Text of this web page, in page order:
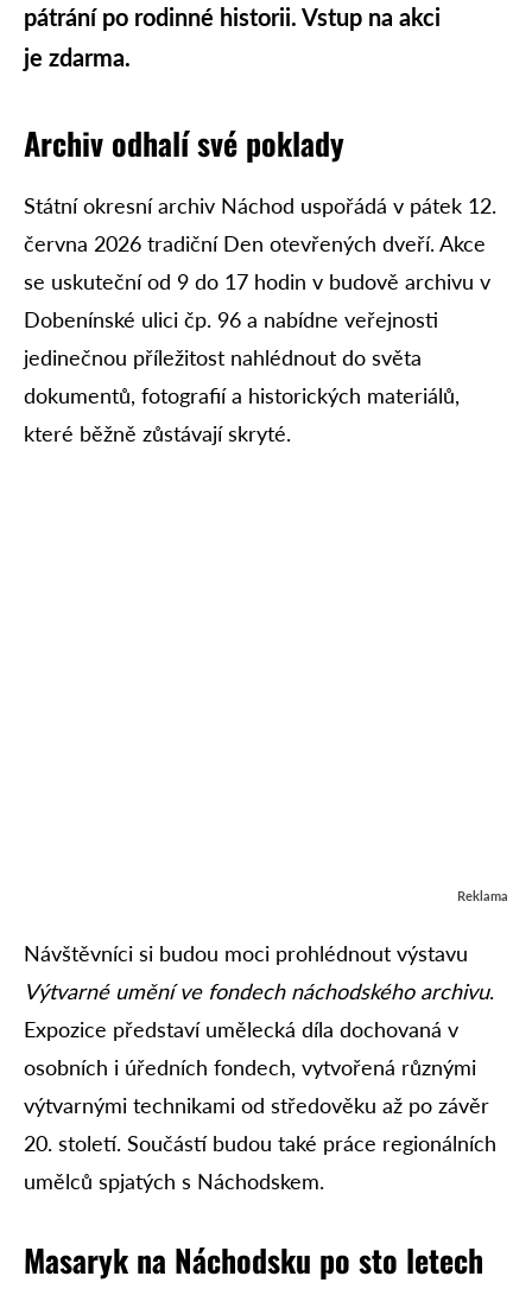
pátrání po rodinné historii. Vstup na akci
je zdarma.
Archiv odhalí své poklady
Státní okresní archiv Náchod uspořádá v pátek 12.
června 2026 tradiční Den otevřených dveří. Akce
se uskuteční od 9 do 17 hodin v budově archivu v
Dobenínské ulici čp. 96 a nabídne veřejnosti
jedinečnou příležitost nahlédnout do světa
dokumentů, fotografií a historických materiálů,
které běžně zůstávají skryté.
Reklama
Návštěvníci si budou moci prohlédnout výstavu
Výtvarné umění ve fondech náchodského archivu.
Expozice představí umělecká díla dochovaná v
osobních i úředních fondech, vytvořená různými
výtvarnými technikami od středověku až po závěr
20. století. Součástí budou také práce regionálních
umělců spjatých s Náchodskem.
Masaryk na Náchodsku po sto letech